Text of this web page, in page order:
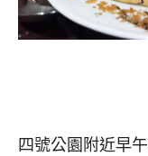
四號公園附近早